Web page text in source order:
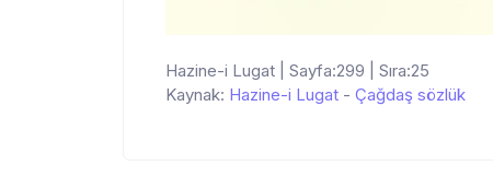
Hazine-i Lugat | Sayfa:299 | Sıra:25
Kaynak: Hazine-i Lugat - Çağdaş sözlük